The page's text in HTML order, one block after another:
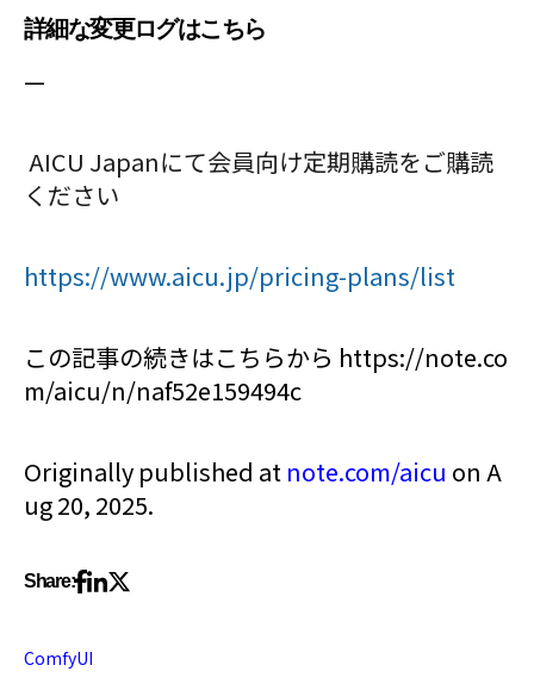
詳細な変更ログはこちら
—
AICU Japanにて会員向け定期購読をご購読
ください
https://www.aicu.jp/pricing-plans/list
この記事の続きはこちらから https://note.co
m/aicu/n/naf52e159494c
Originally published at note.com/aicu on A
ug 20, 2025.
Share:
ComfyUI